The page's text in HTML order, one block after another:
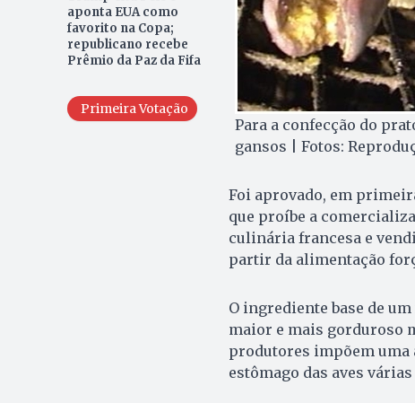
aponta EUA como
favorito na Copa;
republicano recebe
Prêmio da Paz da Fifa
Primeira Votação
Para a confecção do
gansos | Fotos:
Foi aprovado, em
que proíbe a
culinária francesa e
partir da alimentação
O ingrediente base de
maior e mais gorduroso
produtores impõem uma
estômago das aves várias